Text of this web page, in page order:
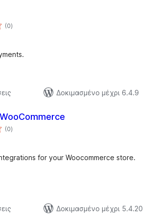
(0αξιολογήσεις
σύνολο
)
Δοκιμασμένο μέχρι 6.4.9
(0αξιολογήσεις
σύνολο
)
for your Woocommerce store.
Δοκιμασμένο μέχρι 5.4.20